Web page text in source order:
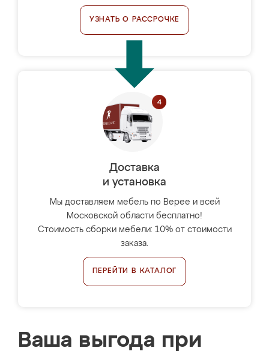
УЗНАТЬ О РАССРОЧКЕ
Доставка
и установка
Мы доставляем мебель по Верее и всей
Московской области бесплатно!
Стоимость сборки мебели: 10% от стоимости
заказа.
ПЕРЕЙТИ В КАТАЛОГ
Ваша выгода при